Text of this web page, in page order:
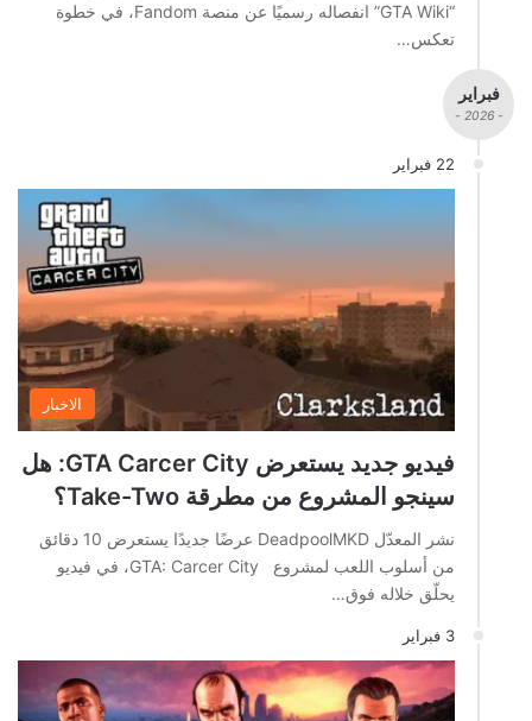
“GTA Wiki” انفصاله رسميًا عن منصة Fandom، في خطوة
تعكس…
فبراير
- 2026 -
22 فبراير
الاخبار
فيديو جديد يستعرض GTA Carcer City: هل
سينجو المشروع من مطرقة Take-Two؟
نشر المعدّل DeadpoolMKD عرضًا جديدًا يستعرض 10 دقائق
من أسلوب اللعب لمشروع GTA: Carcer City، في فيديو
يحلّق خلاله فوق…
3 فبراير